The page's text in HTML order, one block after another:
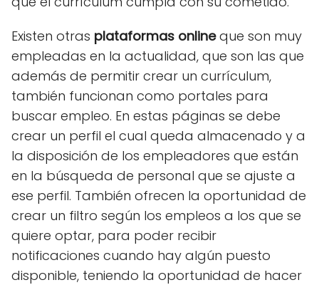
Existen otras plataformas onlineque son muy
empleadas en la actualidad, que son las que
además de permitir crear un currículum,
también funcionan como portales para
buscar empleo. En estas páginas se debe
crear un perfil el cual queda almacenado y a
la disposición de los empleadores que están
en la búsqueda de personal que se ajuste a
ese perfil. También ofrecen la oportunidad de
crear un filtro según los empleos a los que se
quiere optar, para poder recibir
notificaciones cuando hay algún puesto
disponible, teniendo la oportunidad de hacer